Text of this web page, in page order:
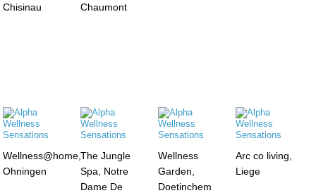
Chisinau
Chaumont
Wellness@home,
Ohningen
The Jungle
Spa, Notre
Dame De
Wellness
Garden,
Doetinchem
Arc co living,
Liege